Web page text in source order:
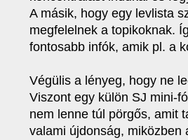
A másik, hogy egy levlista
megfelelnek a topikoknak.
fontosabb infók, amik pl. a
Végülis a lényeg, hogy ne
Viszont egy külön SJ mini-
nem lenne túl pörgős, amit
valami újdonság, miközben